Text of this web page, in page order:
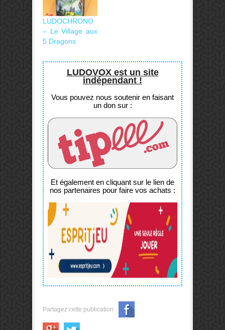
LUDOCHRONO
– Le Village aux
5 Dragons
LUDOVOX est un site
indépendant !
Vous pouvez nous soutenir en faisant
un don sur :
Et également en cliquant sur le lien de
nos partenaires pour faire vos achats :
Partagez cette publication